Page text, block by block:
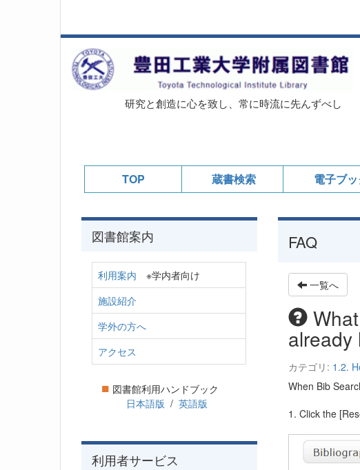
研究と創造に心を致し、常に時流に先んずべし
TOP 蔵書検索 電子ブッ
FAQ
一覧へ
What
already
カテゴリ: 1.2.
When Bib
1. Click the
図書館案内
利用案内 ※学内者向け
施設紹介
学外の方へ
アクセス
■ 図書館利用ハンドブック
日本語版 / 英語版
利用者サービス